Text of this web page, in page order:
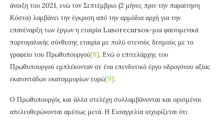
άνοιξη του 2021, ενώ τον Σεπτέμβριο (2 μήνες πριν την παραίτηση
Κόστα) λαμβάνει την έγκριση από την αρμόδια αρχή για την
επανέναρξη των έργων η εταιρία Lusorecursos-μια φαινομενικά
πορτογαλικής σύνθεσης εταιρία με πολύ στενούς δεσμούς με το
γραφείο του Πρωθυπουργού[8]. Ενώ ο επιτελάρχης του
Πρωθυπουργού εμπλέκονταν σε ένα επενδυτικό έργο υδρογόνου αξίας
εκατοντάδων εκατομμυρίων ευρώ[9].
Ο Πρωθυπουργός και άλλα στελέχη συλλαμβάνονται και ορισμένοι
απελευθερώνονται αμέσως μετά. Η Εισαγγελία ισχυρίζεται ότι